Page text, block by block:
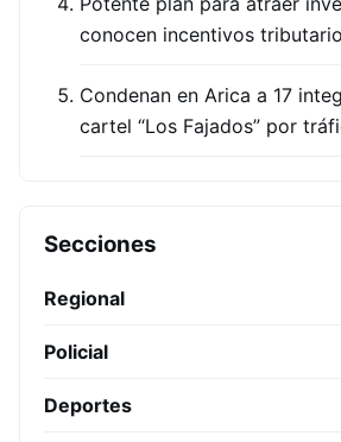
conocen incentivos
Condenan en Arica a 17
cartel “Los Fajados” por
Secciones
Regional
Policial
Deportes